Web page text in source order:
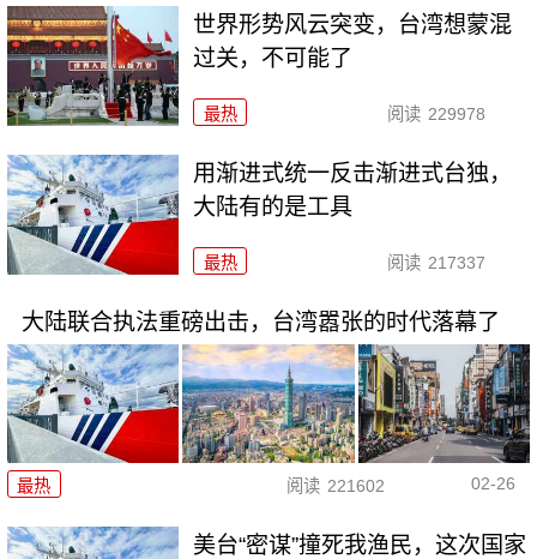
世界形势风云突变，台湾想蒙混
过关，不可能了
最热 阅读 229978
用渐进式统一反击渐进式台独，
大陆有的是工具
最热 阅读 217337
大陆联合执法重磅出击，台湾嚣张的时代落幕了
最热 阅读 221602 02-26
美台“密谋”撞死我渔民，这次国家